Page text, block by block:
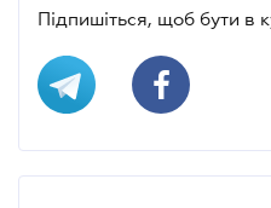
Підпишіться, щоб бути в